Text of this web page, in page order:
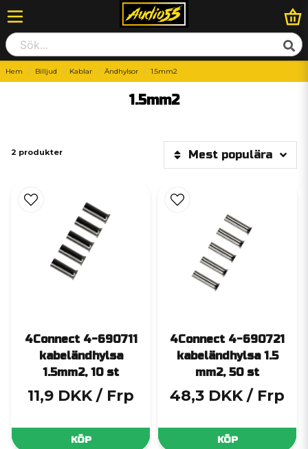
Hem Billjud Kablar Ändhylsor 1.5mm2
1.5mm2
2 produkter Mest populära
4Connect 4-690711
kabeländhylsa
1.5mm2, 10 st
11,9 DKK / Frp
KÖP
4Connect 4-690721
kabeländhylsa 1.5
mm2, 50 st
48,3 DKK / Frp
KÖP